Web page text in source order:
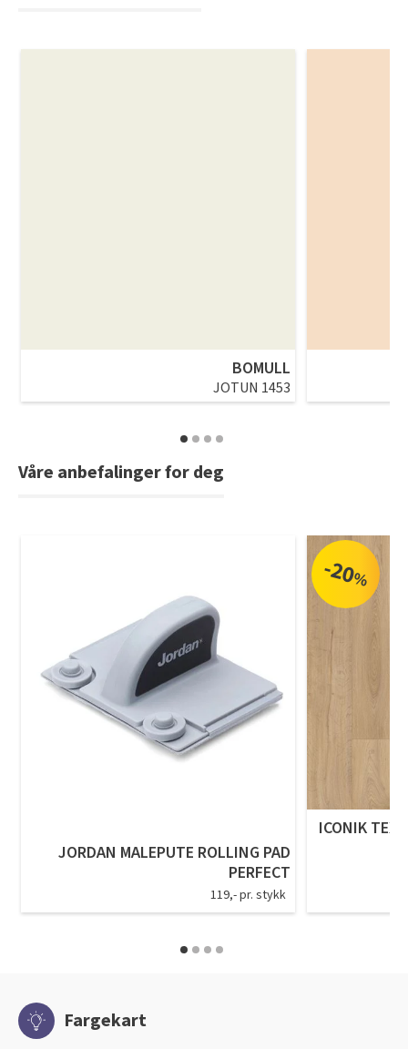
BOMULL
JOTUN 1453
Våre anbefalinger for deg
JORDAN MALEPUTE ROLLING PAD
PERFECT
119,- pr. stykk
-20%
ICONIK
Fargekart